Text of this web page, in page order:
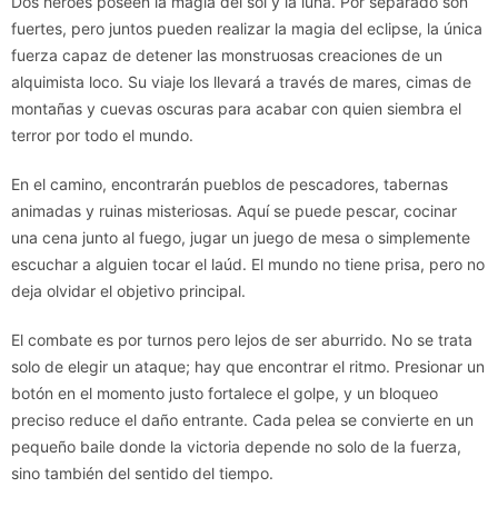
fuertes, pero juntos pueden realizar la magia del eclipse, la única
fuerza capaz de detener las monstruosas creaciones de un
alquimista loco. Su viaje los llevará a través de mares, cimas de
montañas y cuevas oscuras para acabar con quien siembra el
terror por todo el mundo.
En el camino, encontrarán pueblos de pescadores, tabernas
animadas y ruinas misteriosas. Aquí se puede pescar, cocinar
una cena junto al fuego, jugar un juego de mesa o simplemente
escuchar a alguien tocar el laúd. El mundo no tiene prisa, pero no
deja olvidar el objetivo principal.
El combate es por turnos pero lejos de ser aburrido. No se trata
solo de elegir un ataque; hay que encontrar el ritmo. Presionar un
botón en el momento justo fortalece el golpe, y un bloqueo
preciso reduce el daño entrante. Cada pelea se convierte en un
pequeño baile donde la victoria depende no solo de la fuerza,
sino también del sentido del tiempo.